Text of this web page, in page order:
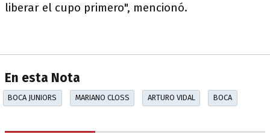
liberar el cupo primero", mencionó.
En esta Nota
BOCA JUNIORS MARIANO CLOSS ARTURO VIDAL BOCA